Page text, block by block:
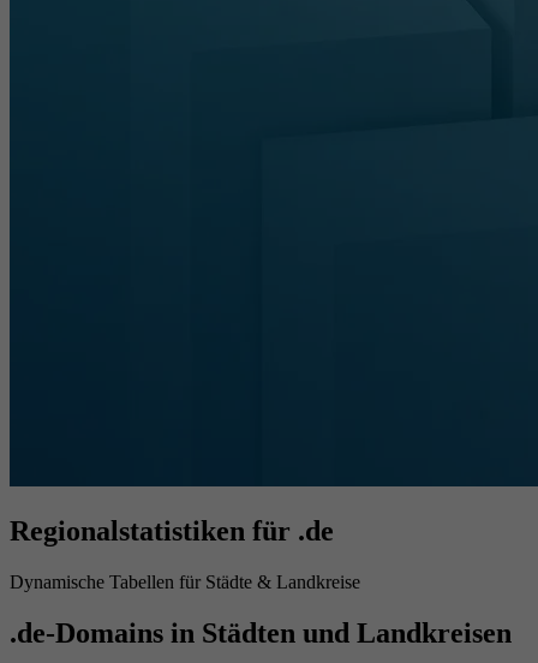
Regionalstatistiken für .de
Dynamische Tabellen für Städte & Landkreise
.de-Domains in Städten und Landkreisen